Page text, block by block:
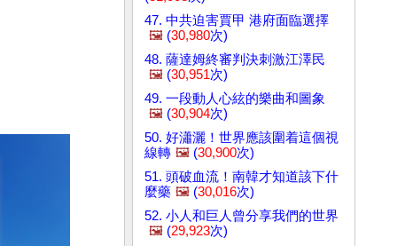
47. 中共迫害賈甲 港府面臨選擇
🖼️ (30,980次)
48. 薩達姆終審判決刺激江澤民
🖼️ (30,951次)
49. 一段動人心絃的樂曲和圖象
🖼️ (30,904次)
50. 好瀟灑！世界應該圍着這個視
線轉 🖼️ (30,900次)
51. 頭破血流！南韓才知道該下什
麼藥 🖼️ (30,016次)
52. 小人和巨人曾分享我們的世界
🖼️ (29,923次)